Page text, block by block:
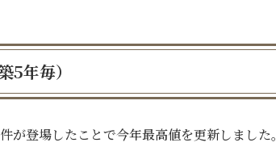
5年毎）
が登場したことで今年最高値を更新しました。